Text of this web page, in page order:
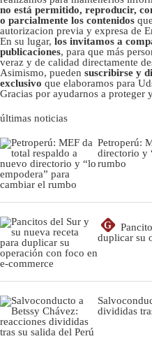
no está permitido, reproducir,
o parcialmente los contenidos
autorizacion previa y expresa de
En su lugar, los invitamos a
publicaciones, para que más
veraz y de calidad directamente
Asimismo, pueden suscribirse y
exclusivo que elaboramos para
Gracias por ayudarnos a proteger
últimas noticias
Petroperú:
directorio y
rumbo
G
duplicar su
divididas